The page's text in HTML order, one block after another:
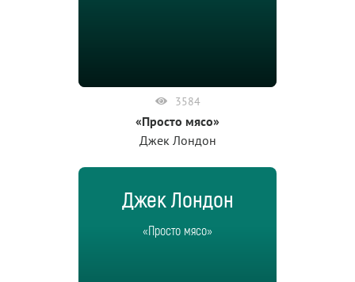
3584
«Просто мясо»
Джек Лондон
Джек Лондон
«Просто мясо»